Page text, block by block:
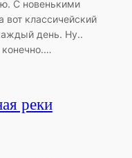
С новенькими
вот классичейский
день. Ну..
конечно.…
реки